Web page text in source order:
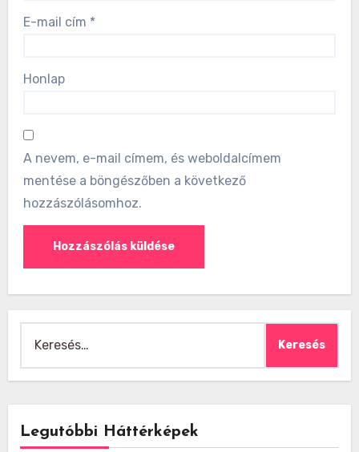
E-mail cím *
Honlap
A nevem, e-mail címem, és weboldalcímem
mentése a böngészőben a következő
hozzászólásomhoz.
Legutóbbi Háttérképek